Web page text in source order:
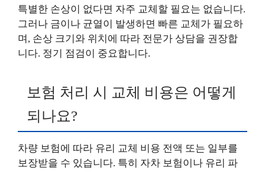
특별한 손상이 없다면 자주 교체할 필요는 없습니다.
그러나 금이나 균열이 발생하면 빠른 교체가 필요하
며, 손상 크기와 위치에 따라 전문가 상담을 권장합
니다. 정기 점검이 중요합니다.
보험 처리 시 교체 비용은 어떻게
되나요?
차량 보험에 따라 유리 교체 비용 전액 또는 일부를
보장받을 수 있습니다. 특히 자차 보험이나 유리 파